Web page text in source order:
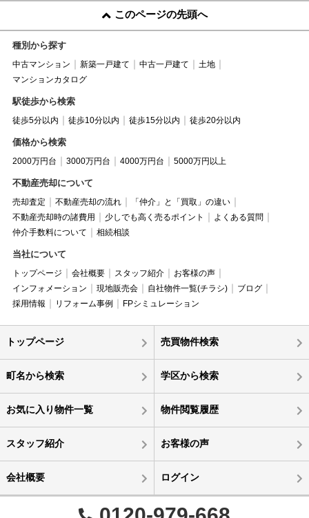
このページの先頭へ
種別から探す
中古マンション 新築一戸建て 中古一戸建て
土地
マンションカタログ
駅徒歩から検索
徒歩5分以内 徒歩10分以内 徒歩15分以内 徒歩20分以内
価格から検索
2000万円台 3000万円台 4000万円台 5000万円以上
不動産売却について
売却査定 不動産売却の流れ
「仲介」と「買取」の違い
不動産売却時の諸費用
少しでも高く売るポイント
よくある質問
仲介手数料について
相続相談
当社について
トップページ 会社概要 スタッフ紹介
お客様の声
インフォメーション
現地販売会 自社物件一覧(チラシ)
ブログ
採用情報
リフォーム事例 FPシミュレーション
トップページ 売買物件検索
町名から検索 学区から検索
お気に入り物件一覧 物件閲覧履歴
スタッフ紹介 お客様の声
会社概要 ログイン